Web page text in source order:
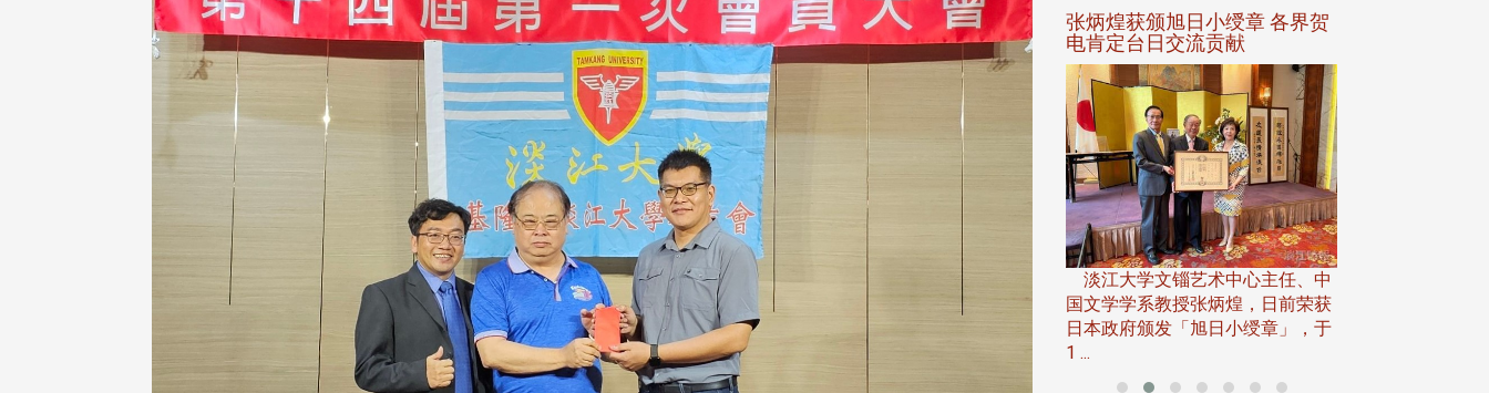
大学主任秘书曾守正率队
校友处 深化校友工作交
大学主任秘书、中文系校友
十四载深耕校友情谊 校友处
执行长彭春阳荣退 校友感念
相伴同行
校友处执行长彭春阳于115年7月
30日(四)荣退，为其十四年来深耕
校友服务、凝聚海内外校友情 ...
校友处新任执行长武士戎上
任 携手校友共创淡江新里程
淡江大学于115年7月30日(四)举
办布达暨单位主管交接典礼。115
学年度校友服务暨资源发展 ...
淡江大学董事会议改选案报部
聘任许辉煌为校长 新聘范巽绿
董事
本校校长葛焕昭将于今(115)年7
张炳煌获颁旭日小绶章 各界贺
电肯定台日交流贡献
淡江大学文锱艺术中心主任、中
国文学学系教授张炳煌，日前荣获
日本政府颁发「旭日小绶章」，于
1 ...